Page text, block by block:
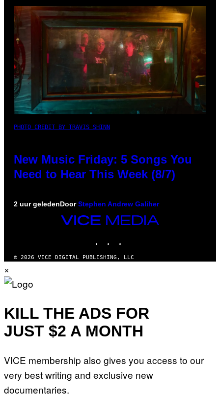
PHOTO CREDIT BY TRAVIS SHINN
New Music Friday: 5 Songs You
Need to Hear This Week (8/7)
2 uur geledenDoorStephen Andrew Galiher
VICE
© 2026 VICE DIGITAL PUBLISHING, LLC
×
KILL THE ADS FOR
JUST $2 A MONTH
VICE membership also gives you access to our
very best writing and exclusive new
documentaries.